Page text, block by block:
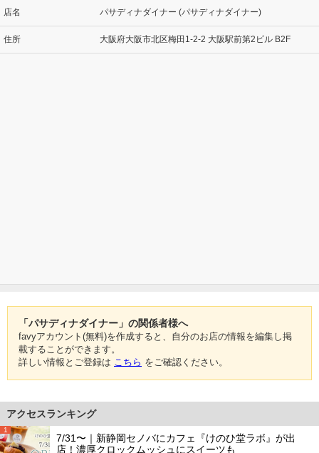
店名 パサディナダイナー (パサディナダイナー)
住所 大阪府大阪市北区梅田1-2-2 大阪駅前第2ビル B2F
「パサディナダイナー」の関係者様へ
favyアカウント(無料)を作成すると、自分のお店の情報を編集し掲
載することができます。
詳しい情報とご登録は こちら をご確認ください。
アクセスランキング
1
7/31〜｜新静岡セノバにカフェ『けのひ堂ラボ』が出
店！濃厚クロックムッシュにスイーツも